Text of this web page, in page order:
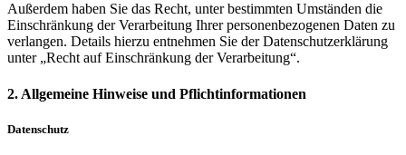
Außerdem haben Sie das Recht, unter bestimmten Umständen die
Einschränkung der Verarbeitung Ihrer personenbezogenen Daten zu
verlangen. Details hierzu entnehmen Sie der Datenschutzerklärung
unter „Recht auf Einschränkung der Verarbeitung“.
2. Allgemeine Hinweise und Pflichtinformationen
Datenschutz